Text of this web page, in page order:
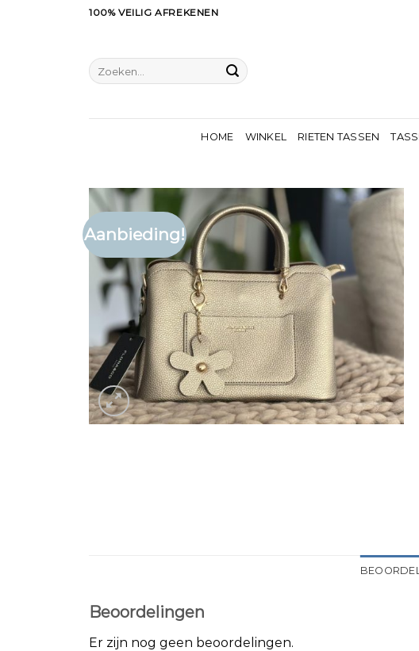
100% VEILIG AFREKENEN
Zoeken
naar:
HOME WINKEL RIETEN TASSEN
Aanbieding!
Beoordelingen
Er zijn nog geen beoordelingen.